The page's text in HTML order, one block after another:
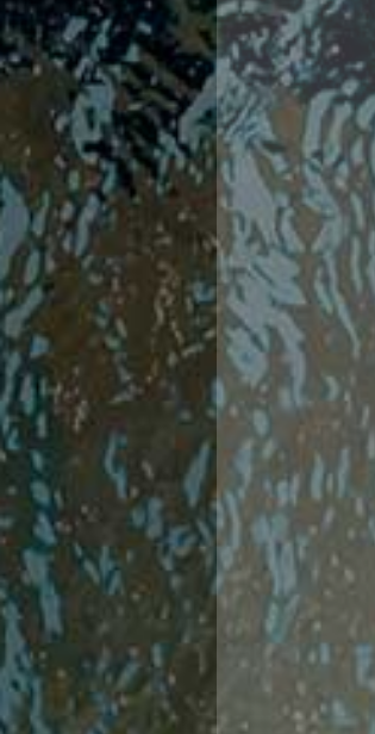
SIT
Sezione Salvamento
GUG
Composizione
Norme e documenti
Formazione
Sedi Regionali e
Designazioni
Scuole Nuoto
Ricerca Scuole Nuoto
Manuale SNF
Diventa SNF
Propaganda
Norme e documenti
Risultati
Eventi
Centri Federali
C. F. Complesso natatorio
C. F. Polo Acquatico
C. F. Unipol BluStadium
C. F. Polo Acquatico Enel -
C. F. Acerra "Carlo
C. F. Crotone
C. F. Livorno
C. F. Milano
C. F. Napoli "Felice
C.F. Palazzo del Nuoto